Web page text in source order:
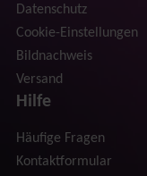
Datenschutz
Cookie-Einstellungen
Bildnachweis
Versand
Hilfe
Häufige Fragen
Kontaktformular